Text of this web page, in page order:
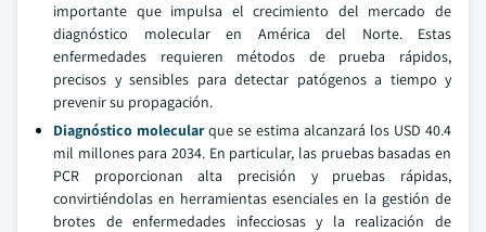
importante que impulsa el crecimiento del mercado de
diagnóstico molecular en América del Norte. Estas
enfermedades requieren métodos de prueba rápidos,
precisos y sensibles para detectar patógenos a tiempo y
prevenir su propagación.
Diagnóstico molecularque se estima alcanzará los USD 40.4
mil millones para 2034. En particular, las pruebas basadas en
PCR proporcionan alta precisión y pruebas rápidas,
convirtiéndolas en herramientas esenciales en la gestión de
brotes de enfermedades infecciosas y la realización de